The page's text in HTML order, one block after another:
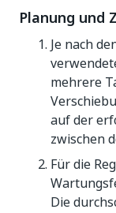
Planung und
Je nach
mehrere
auf der
zwischen
Für die
Die